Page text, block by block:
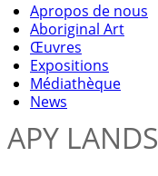
Apropos de nous
Aboriginal Art
Œuvres
Expositions
Médiathèque
News
APY